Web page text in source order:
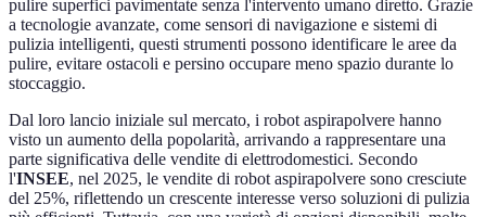
pulire superfici pavimentate senza l'intervento umano diretto. Grazie
a tecnologie avanzate, come sensori di navigazione e sistemi di
pulizia intelligenti, questi strumenti possono identificare le aree da
pulire, evitare ostacoli e persino occupare meno spazio durante lo
stoccaggio.
Dal loro lancio iniziale sul mercato, i robot aspirapolvere hanno
visto un aumento della popolarità, arrivando a rappresentare una
parte significativa delle vendite di elettrodomestici. Secondo
l'INSEE, nel 2025, le vendite di robot aspirapolvere sono cresciute
del 25%, riflettendo un crescente interesse verso soluzioni di pulizia